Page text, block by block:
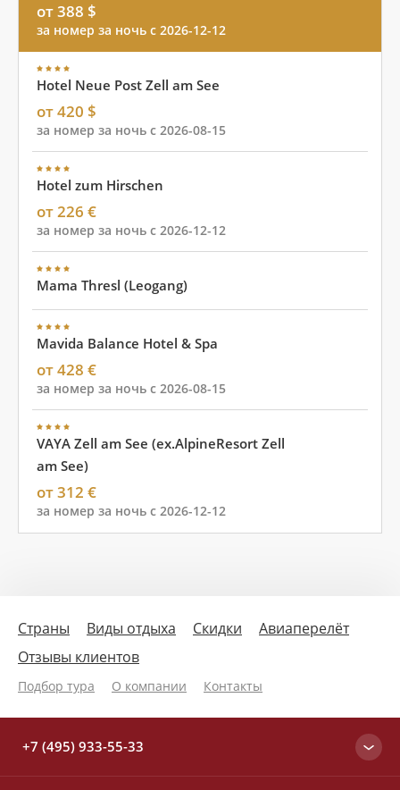
от 388 $
за номер за ночь с 2026-12-12
Hotel Neue Post Zell am See
от 420 $
за номер за ночь с 2026-08-15
Hotel zum Hirschen
от 226 €
за номер за ночь с 2026-12-12
Mama Thresl (Leogang)
Mavida Balance Hotel & Spa
от 428 €
за номер за ночь с 2026-08-15
VAYA Zell am See (ex.AlpineResort Zell
am See)
от 312 €
за номер за ночь с 2026-12-12
Страны Виды отдыха Скидки
Авиаперелёт
Отзывы клиентов
Подбор тура О компании Контакты
+7 (495) 933-55-33